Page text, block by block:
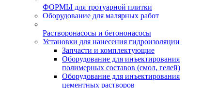
ФОРМЫ для тротуарной плитки
Оборудование для малярных работ
Растворонасосы и бетононасосы
Установки для нанесения гидроизоляции
Запчасти и комплектующие
Оборудование для инъектирования
полимерных составов (смол, гелей)
Оборудование для инъектирования
цементных растворов